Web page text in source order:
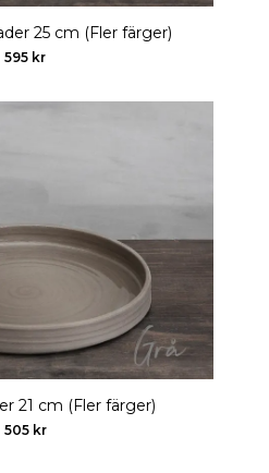
25 cm (Fler färger)
595 kr
21 cm (Fler färger)
505 kr